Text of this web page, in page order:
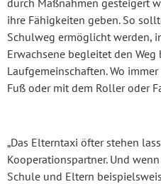
durch Maßnahmen gesteigert
ihre Fähigkeiten geben. So
Schulweg ermöglicht werden,
Erwachsene begleitet den
Laufgemeinschaften. Wo
Fuß oder mit dem Roller oder
„Das Elterntaxi öfter stehen
Kooperationspartner. Und
Schule und Eltern